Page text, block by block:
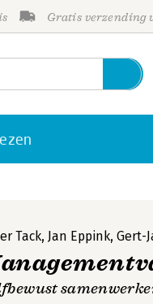
Gratis verzending
Tack, Jan Eppink, Gert-